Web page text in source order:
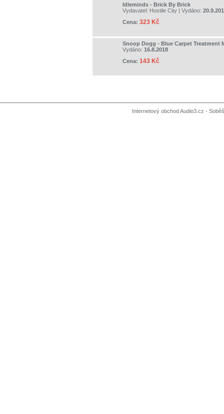
Idleminds - Brick By Brick
Vydavatel: Hostile City | Vydáno:
Cena: 323 Kč
Snoop Dogg - Blue Carpet Treatment
Vydáno: 16.8.2018
Cena: 143 Kč
Internetový obchod Audio3.cz -